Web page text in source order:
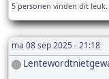
5 personen vinden dit leuk.
ma 08 sep 2025 - 21:18